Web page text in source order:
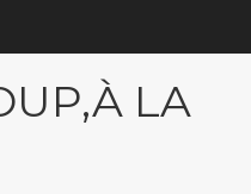
LA